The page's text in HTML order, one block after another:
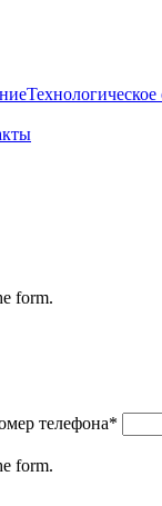
form.
телефона*
form.